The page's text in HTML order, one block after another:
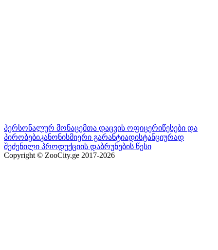
პერსონალურ მონაცემთა დაცვის ოფიცერიწესები და
პირობებიკანონისმიერი გარანტიადისტანციურად
შეძენილი პროდუქციის დაბრუნების წესი
Copyright © ZooCity.ge 2017-2026